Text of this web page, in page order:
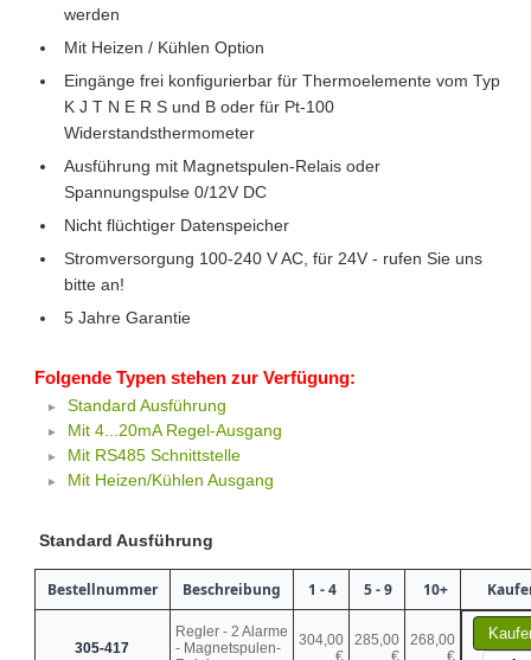
werden
Mit Heizen / Kühlen Option
Eingänge frei konfigurierbar für Thermoelemente vom Typ
K J T N E R S und B oder für Pt-100
Widerstandsthermometer
Ausführung mit Magnetspulen-Relais oder
Spannungspulse 0/12V DC
Nicht flüchtiger Datenspeicher
Stromversorgung 100-240 V AC, für 24V - rufen Sie uns
bitte an!
5 Jahre Garantie
Folgende Typen stehen zur Verfügung:
Standard Ausführung
Mit 4...20mA Regel-Ausgang
Mit RS485 Schnittstelle
Mit Heizen/Kühlen Ausgang
Standard Ausführung
Bestellnummer Beschreibung 1 - 4 5 - 9 10+
305-417
Regler - 2 Alarme
- Magnetspulen-
304,00
285,00
268,00